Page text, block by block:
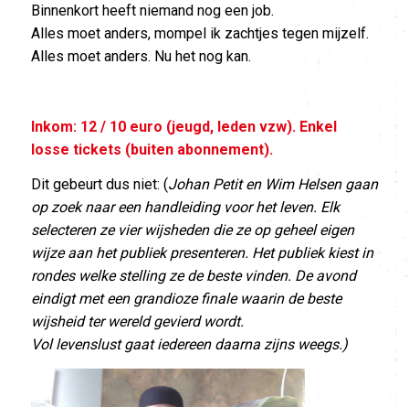
Binnenkort heeft niemand nog een job.
Alles moet anders, mompel ik zachtjes tegen mijzelf.
Alles moet anders. Nu het nog kan.
Inkom: 12 / 10 euro (jeugd, leden vzw). Enkel
losse tickets (buiten abonnement).
Dit gebeurt dus niet: (Johan Petit en Wim Helsen gaan
op zoek naar een handleiding voor het leven. Elk
selecteren ze vier wijsheden die ze op geheel eigen
wijze aan het publiek presenteren. Het publiek kiest in
rondes welke stelling ze de beste vinden. De avond
eindigt met een grandioze finale waarin de beste
wijsheid ter wereld gevierd wordt.
Vol levenslust gaat iedereen daarna zijns weegs.)